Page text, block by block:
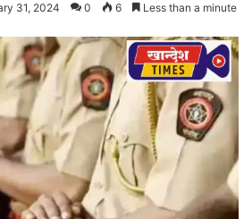
31, 2024 0 6 Less than a minute